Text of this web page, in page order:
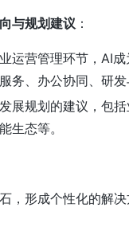
与规划建议 ：
运营管理环节，AI
务、办公协同、研
展规划的建议，包
生态等。
，形成个性化的解